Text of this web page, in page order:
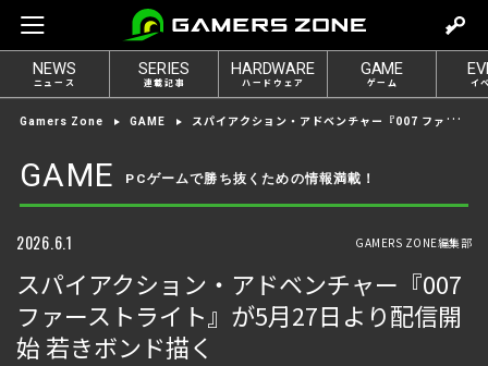
e
t
o
g
n
NEWS
ニュース
SERIES
連載記事
HARDWARE
ハードウェア
GAME
ゲーム イ
Gamers Zone GAME スパイアクション・アドベンチャー『007 ファーストライト』が5月27日より配信開始 若きボンド描く
GAME PCゲームで勝ち抜くための情報満載！
2026.6.1 GAMERS ZONE編集部
スパイアクション・アドベンチャー『007
ファーストライト』が5月27日より配信開
始 若きボンド描く